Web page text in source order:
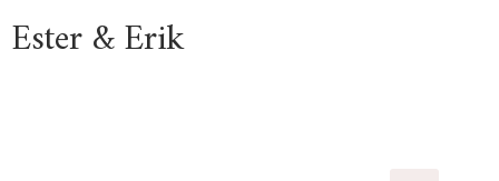
Ester & Erik